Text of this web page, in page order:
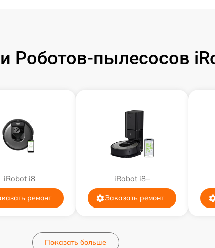
Роботов-пылесосов
iRobot i8
ремонт
iRobot i8+
Заказать ремонт
Показать больше